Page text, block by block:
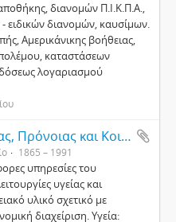
διανομών Π.Ι.Κ.Π.Α.,
ειδικών διανομών, καυσίμων.
Αμερικάνικης βοήθειας,
καταστάσεων
λογαριασμού
Αρχείο Υπουργείου Υγείας, Πρόνοιας και Κοινωνικών Ασφαλίσεων
1865 – 1991
υπηρεσίες του
υγείας και
υλικό σχετικό με
διαχείριση. Υγεία: